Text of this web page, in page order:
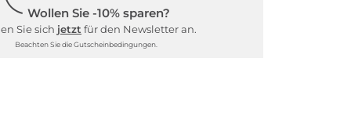
Wollen Sie -10% sparen?
Sie sich jetzt für den Newsletter an.
Beachten Sie die Gutscheinbedingungen.